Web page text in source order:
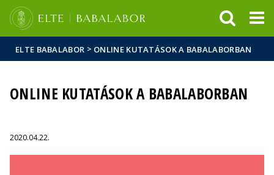
Hírek
Események
ELTE a
sajtóban
ELTE BABALABOR > ONLINE KUTATÁSOK A BABALABORBAN
ONLINE KUTATÁSOK A BABALABORBAN
2020.04.22.